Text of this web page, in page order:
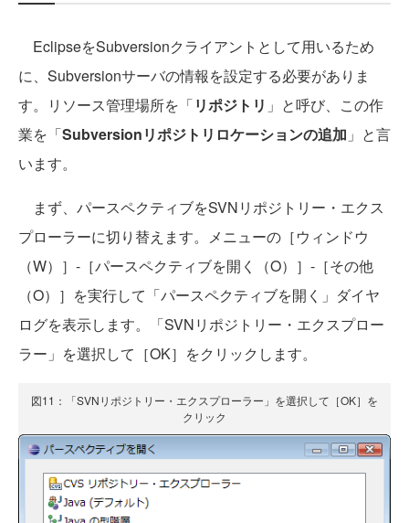
EclipseをSubversionクライアントとして用いるため
に、Subversionサーバの情報を設定する必要がありま
す。リソース管理場所を「リポジトリ 」と呼び、この作
業を「Subversionリポジトリロケーションの追加 」と言
います。
まず、パースペクティブをSVNリポジトリー・エクス
プローラーに切り替えます。メニューの［ウィンドウ
（W）］-［パースペクティブを開く（O）］-［その他
（O）］を実行して「パースペクティブを開く」ダイヤ
ログを表示します。「SVNリポジトリー・エクスプロー
ラー」を選択して［OK］をクリックします。
図11：「SVNリポジトリー・エクスプローラー」を選択して［OK］を
クリック